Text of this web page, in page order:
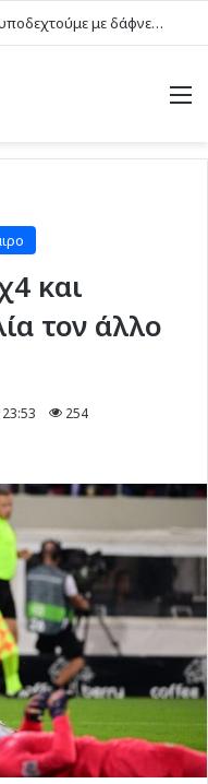
Μ. Πόκκιας στον topfm: «Θα τους υποδεχτούμε με δάφνες και πικροδάφνες» –Η ειρωνική “υποδοχή” στον υβριδικό σταθμό (ηχητικό)
και
τον άλλο
254